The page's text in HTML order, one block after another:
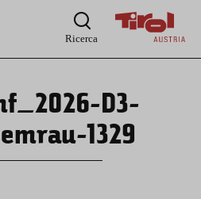
Hauptnavigation
Inhaltsbereich
Ricerca
D3-
1329